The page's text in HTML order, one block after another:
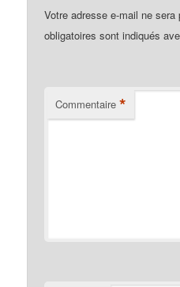
Votre adresse e-mail ne sera
obligatoires sont indiqués
Commentaire *